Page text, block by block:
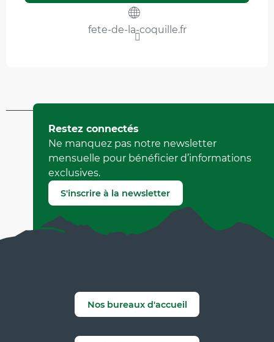
fete-de-la-coquille.fr
Mis à jour le 11 avril 2026 à 14:49
par Office Municipal de Tourisme de Villard-de-Lans
(Identifiant de l'offre :263287)
Signaler une erreur
Restez connectés
Ne manquez pas notre newsletter
mensuelle pour bénéficier d’informations
exclusives.
S'inscrire à la newsletter
Nos bureaux d'accueil